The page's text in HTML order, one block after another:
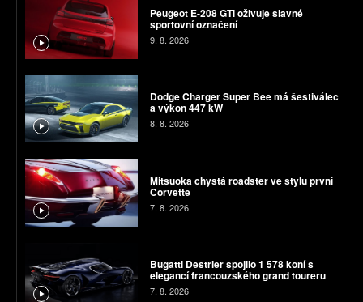
Peugeot E-208 GTi oživuje slavné
sportovní označení
9. 8. 2026
Dodge Charger Super Bee má šestiválec
a výkon 447 kW
8. 8. 2026
Mitsuoka chystá roadster ve stylu první
Corvette
7. 8. 2026
Bugatti Destrier spojilo 1 578 koní s
elegancí francouzského grand toureru
7. 8. 2026